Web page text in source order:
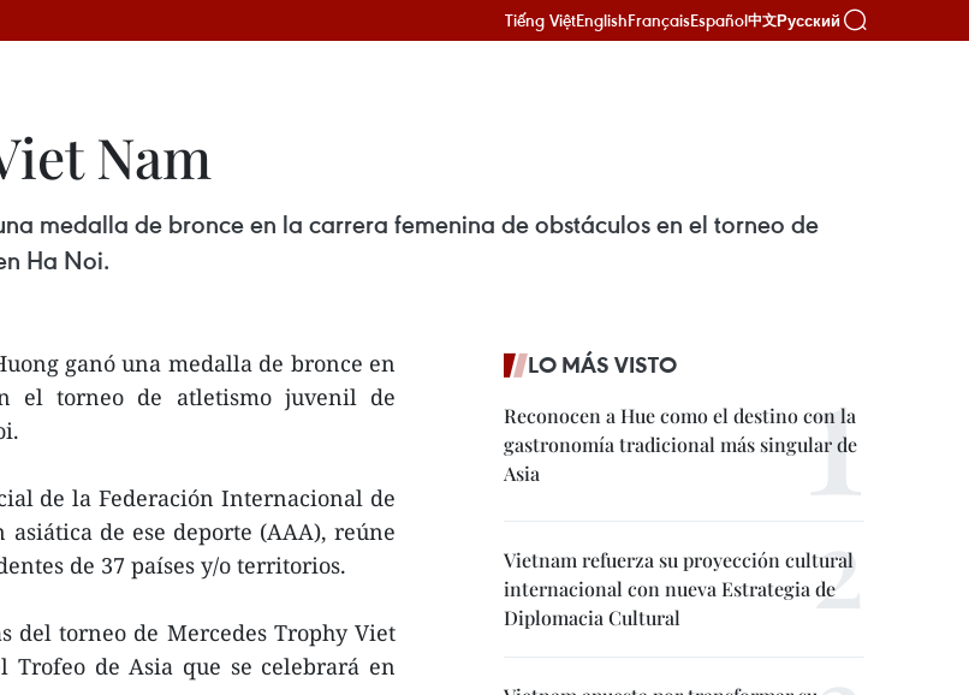
Tiếng ViệtEnglishFrançaisEspañol中文Русский
Nam
medalla de bronce en la carrera femenina de obstáculos en el torneo de
Ha Noi.
ganó una medalla de bronce en
el torneo de atletismo juvenil de
de la Federación Internacional de
de ese deporte (AAA), reúne
de 37 países y/o territorios.
del torneo de Mercedes Trophy Viet
de Asia que se celebrará en
LO MÁS VISTO
Reconocen a Hue como el destino con la
gastronomía tradicional más singular de
Asia
Vietnam refuerza su proyección cultural
internacional con nueva Estrategia de
Diplomacia Cultural